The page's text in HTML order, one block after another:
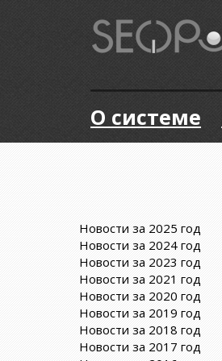
О системе
Новости за 2025 год
Новости за 2024 год
Новости за 2023 год
Новости за 2021 год
Новости за 2020 год
Новости за 2019 год
Новости за 2018 год
Новости за 2017 год